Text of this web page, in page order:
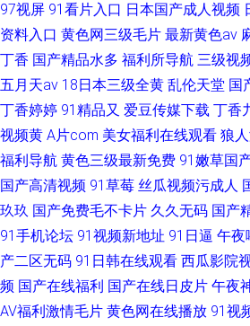
97视屏 91看片入口 日本国产成人视频
资料入口 黄色网三级毛片 最新黄色av
丁香 国产精品水多 福利所导航 三级视
五月天av 18日本三级全黄 乱伦天堂 国
丁香婷婷 91精品又 爱豆传媒下载 丁香
视频黄 A片com 美女福利在线观看 狼
福利导航 黄色三级最新免费 91嫩草国
国产高清视频 91草莓 丝瓜视频污成人
玖玖 国产免费毛不卡片 久久无码 国产
91手机论坛 91视频新地址 91日逼 午夜
产二区无码 91日韩在线观看 西瓜影院
频 国产在线福利 国产在线日皮片 午夜
AV福利激情毛片 黄色网在线播放 91视